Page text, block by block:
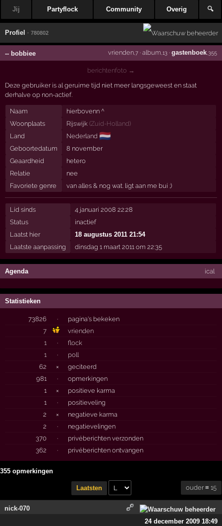
Jij Partyflock Community Overig 🔍
Profiel · 780802
-- bobbiee vrienden,7· album ,13· gastenboek,355
berichtenfoto →
Deze gebruiker is al geruime tijd niet meer langsgeweest en staat
derhalve op non-actief.
Naam
hierbovenn ^
Woonplaats
Rijswijk (Zuid-Holland)
Land
Nederland 🇳🇱
Geboortedatum
8 november
Geaardheid
hetero
Relatie
nee
Favoriete genre
van alles & nog wat. ligt aan me bui ;)
Lid sinds
4 januari 2008 22:28
Status
inactief
Laatst hier
18 augustus 2011 21:54
Laatste aanpassing
dinsdag 1 maart 2011 om 22:35
Agenda ical
Statistieken
73826 ·
pagina's bekeken
7
vrienden
1
·
flock
1
·
poll
62
×
geciteerd
981
·
opmerkingen
1
×
positieve karma
1
·
positieveling
2
×
negatieve karma
2
·
negatievelingen
370
·
privéberichten verzonden
362
· privéberichten ontvangen
355 opmerkingen
Laatsten ouder ≡ 15
nick-070
24 december 2009 18:49